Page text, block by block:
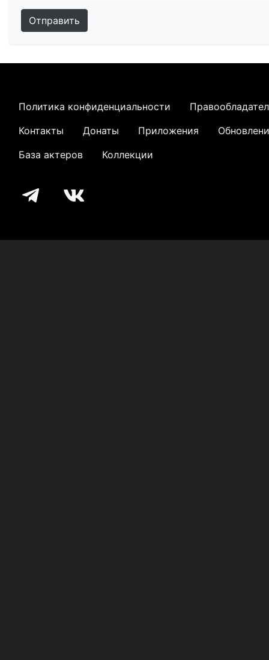
Отправить
Политика конфиденциальности
Контакты
Донаты Приложения
База актеров
Коллекции